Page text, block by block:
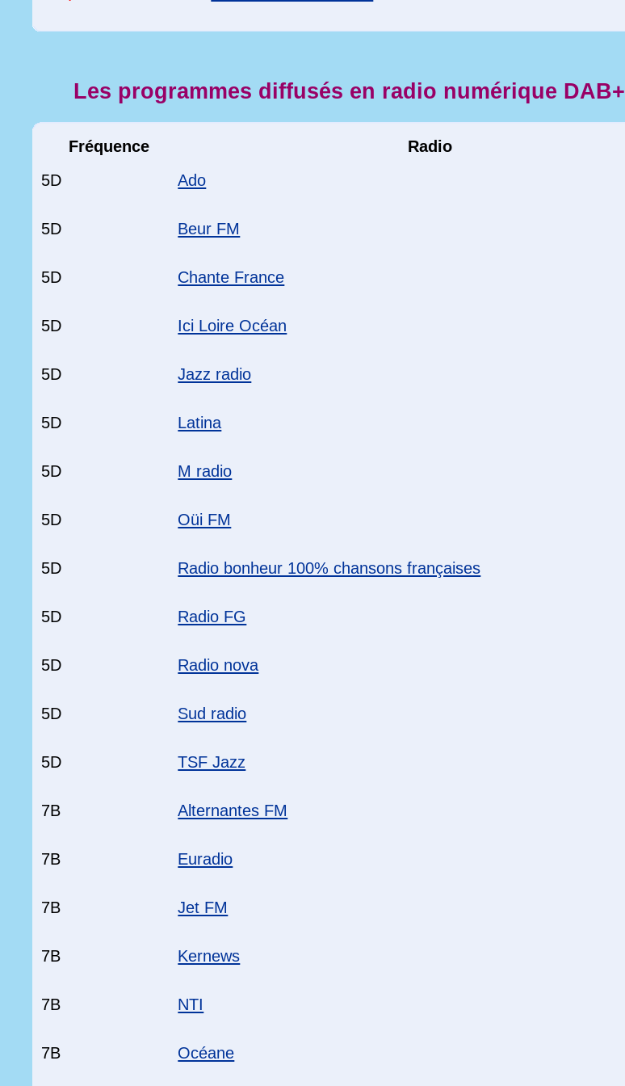
Les programmes diffusés en radio numérique DAB+
Fréquence Radio
5D
Ado
5D Beur FM
5D Chante France
5D Ici Loire Océan
5D Jazz radio
5D Latina
5D M radio
5D Oüi FM
5D Radio bonheur 100% chansons françaises
5D Radio FG
5D Radio nova
5D Sud radio
5D TSF Jazz
7B Alternantes FM
7B Euradio
7B Jet FM
7B Kernews
7B NTI
7B Océane